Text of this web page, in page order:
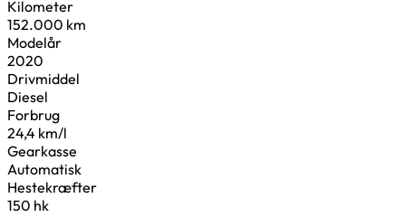
Kilometer
152.000 km
Modelår
2020
Drivmiddel
Diesel
Forbrug
24,4 km/l
Gearkasse
Automatisk
Hestekræfter
150 hk